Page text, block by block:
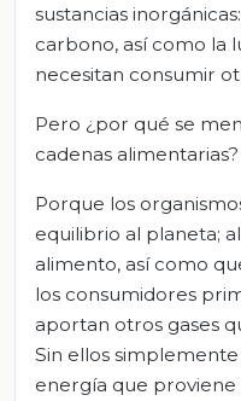
sustancias
carbono, así como la
necesitan consumir
Pero ¿por qué se
cadenas alimentarias?
Porque los
equilibrio al planeta;
alimento, así como
los consumidores
aportan otros gases
Sin ellos
energía que